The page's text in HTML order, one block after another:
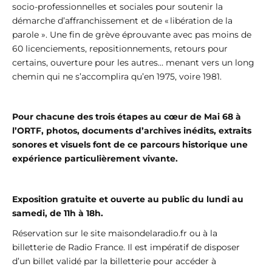
socio-professionnelles et sociales pour soutenir la
démarche d’affranchissement et de « libération de la
parole ». Une fin de grève éprouvante avec pas moins de
60 licenciements, repositionnements, retours pour
certains, ouverture pour les autres… menant vers un long
chemin qui ne s’accomplira qu’en 1975, voire 1981.
Pour chacune des trois étapes au cœur de Mai 68 à
l’ORTF, photos, documents d’archives inédits, extraits
sonores et visuels font de ce parcours historique une
expérience particulièrement vivante.
Exposition gratuite et ouverte au public du lundi au
samedi, de 11h à 18h.
Réservation sur le site maisondelaradio.fr ou à la
billetterie de Radio France. Il est impératif de disposer
d’un billet validé par la billetterie pour accéder à